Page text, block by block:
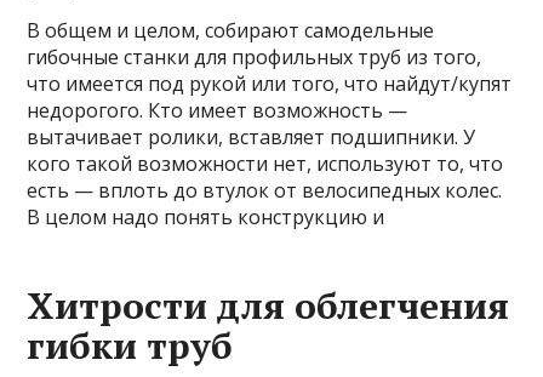
В общем и целом, собирают самодельные
гибочные станки для профильных труб из того,
что имеется под рукой или того, что найдут/купят
недорогого. Кто имеет возможность —
вытачивает ролики, вставляет подшипники. У
кого такой возможности нет, используют то, что
есть — вплоть до втулок от велосипедных колес.
В целом надо понять конструкцию и
Хитрости для облегчения
гибки труб